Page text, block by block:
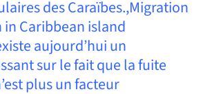
des Caraïbes.,Migration
Caribbean island
aujourd’hui un
sur le fait que la fuite
plus un facteur